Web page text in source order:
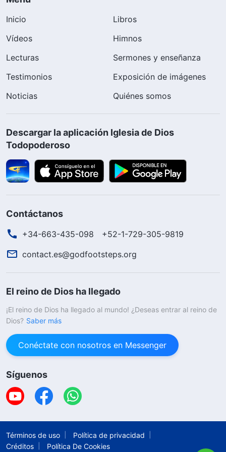
Inicio
Libros
Vídeos
Himnos
Lecturas
Sermones y enseñanza
Testimonios
Exposición de imágenes
Noticias
Quiénes somos
Descargar la aplicación Iglesia de Dios
Todopoderoso
Contáctanos
+34-663-435-098
+52-1-729-305-9819
contact.es@godfootsteps.org
El reino de Dios ha llegado
¡El reino de Dios ha llegado al mundo! ¿Deseas entrar al reino de
Dios? Saber más
Conéctate con nosotros en Messenger
Síguenos
Términos de uso
Política de privacidad
Créditos
Política De Cookies